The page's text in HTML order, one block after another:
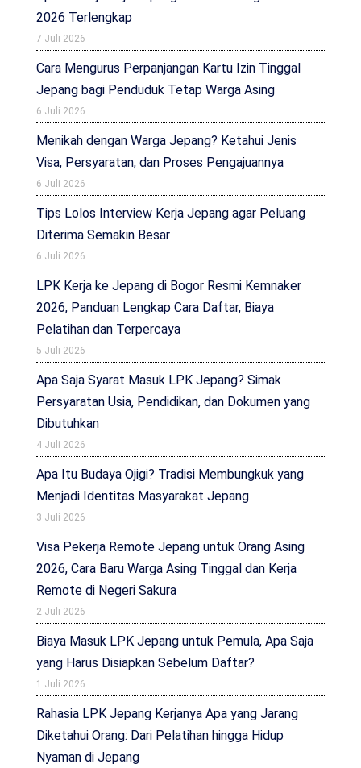
2026 Terlengkap
7 Juli 2026
Cara Mengurus Perpanjangan Kartu Izin Tinggal
Jepang bagi Penduduk Tetap Warga Asing
6 Juli 2026
Menikah dengan Warga Jepang? Ketahui Jenis
Visa, Persyaratan, dan Proses Pengajuannya
6 Juli 2026
Tips Lolos Interview Kerja Jepang agar Peluang
Diterima Semakin Besar
6 Juli 2026
LPK Kerja ke Jepang di Bogor Resmi Kemnaker
2026, Panduan Lengkap Cara Daftar, Biaya
Pelatihan dan Terpercaya
5 Juli 2026
Apa Saja Syarat Masuk LPK Jepang? Simak
Persyaratan Usia, Pendidikan, dan Dokumen yang
Dibutuhkan
4 Juli 2026
Apa Itu Budaya Ojigi? Tradisi Membungkuk yang
Menjadi Identitas Masyarakat Jepang
3 Juli 2026
Visa Pekerja Remote Jepang untuk Orang Asing
2026, Cara Baru Warga Asing Tinggal dan Kerja
Remote di Negeri Sakura
2 Juli 2026
Biaya Masuk LPK Jepang untuk Pemula, Apa Saja
yang Harus Disiapkan Sebelum Daftar?
1 Juli 2026
Rahasia LPK Jepang Kerjanya Apa yang Jarang
Diketahui Orang: Dari Pelatihan hingga Hidup
Nyaman di Jepang